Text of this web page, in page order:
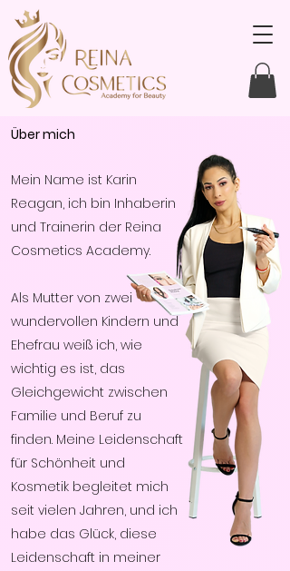
Über mich
Mein Name ist Karin
Reagan, ich bin Inhaberin
und Trainerin der Reina
Cosmetics Academy.
Als Mutter von zwei
wundervollen Kindern und
Ehefrau weiß ich, wie
wichtig es ist, das
Gleichgewicht zwischen
Familie und Beruf zu
finden. Meine Leidenschaft
für Schönheit und
Kosmetik begleitet mich
seit vielen Jahren, und ich
habe das Glück, diese
Leidenschaft in meiner